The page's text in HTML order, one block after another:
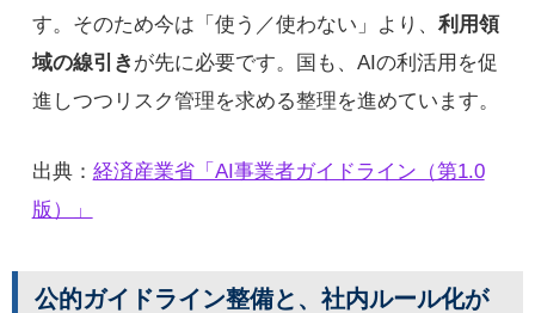
す。そのため今は「使う／使わない」より、 利用領
域の線引き が先に必要です。国も、AIの利活用を促
進しつつリスク管理を求める整理を進めています。
出典： 経済産業省「AI事業者ガイドライン（第1.0
版）」
公的ガイドライン整備と、社内ルール化が